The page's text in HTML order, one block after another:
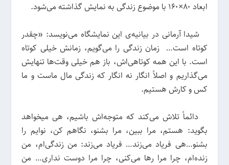
ابعاد ۸۰×۱۶۰ با موضوع زندگی به نمایش گذاشته می‌شود.
شیدا آرمانی در بیانیه‌ی این نمایشگاه می‌نویسد: «چقدر
کوتاه است… زمان زندگی را می‌گویم، زمانش خیلی کوتاه
است. با این همه کوتاهی‌اش، باز هم خیلی وقت‌ها تنهایش
می‌گذاریم و اصلاً انگار نه انگار که زندگی مال ماست و ما
کس و کارش هستیم.
دائماً تلاش می‌کند که متوجه‌اش باشیم، هی میخواهد
بگوید: هستم، مرا ببین، مرا بشنو، نگاهم کن، نوایم را
بشنو…هی فریاد می‌زند… فریاد می‌زند: من زندگی‌ام، من
زنده‌ام، چرا مرا رها می‌کنی، چرا مرا دوست نداری… من